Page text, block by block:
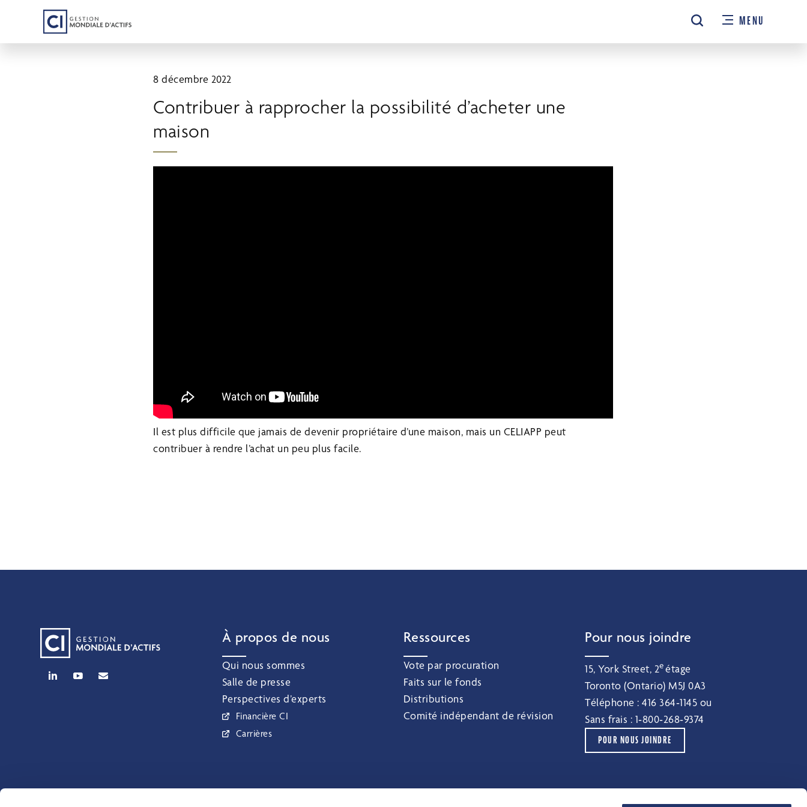
contenu
MENU
8 décembre 2022
Contribuer à rapprocher la possibilité d’acheter une
maison
Il est plus difficile que jamais de devenir propriétaire d’une maison, mais un CELIAPP peut
contribuer à rendre l’achat un peu plus facile.
À propos de nous
Qui nous sommes
Salle de presse
Perspectives d’experts
Financière CI
Carrières
Ressources
Vote par procuration
Faits sur le fonds
Distributions
Comité indépendant de révision
Pour nous joindre
15, York Street, 2eétage
Toronto (Ontario) M5J 0A3
Téléphone :416 364‑1145 ou
Sans frais : 1‑800‑268‑9374
POUR NOUS JOINDRE